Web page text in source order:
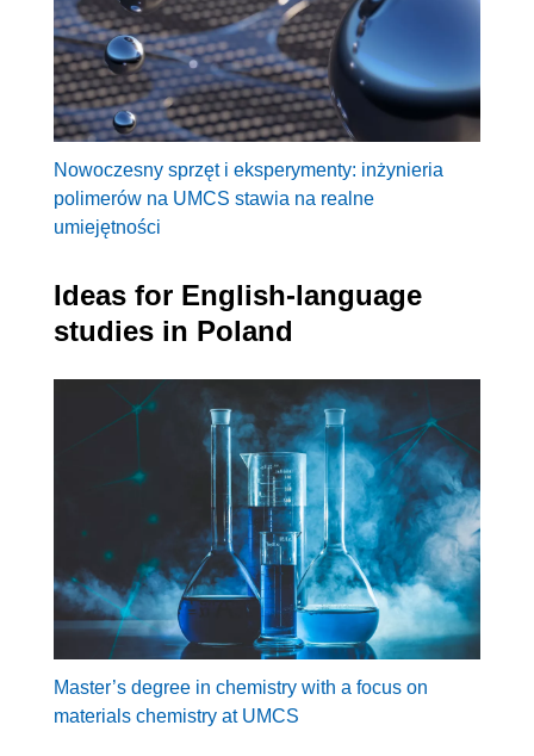
Nowoczesny sprzęt i eksperymenty: inżynieria
polimerów na UMCS stawia na realne
umiejętności
Ideas for English-language
studies in Poland
Master’s degree in chemistry with a focus on
materials chemistry at UMCS